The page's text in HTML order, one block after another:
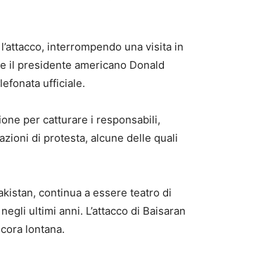
interrompendo una visita in
il presidente americano Donald
ufficiale.
per catturare i responsabili,
di protesta, alcune delle quali
continua a essere teatro di
ultimi anni. L’attacco di Baisaran
lontana.